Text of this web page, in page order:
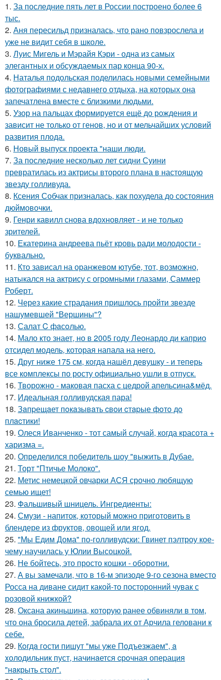
1. За последние пять лет в России построено более 6
тыс.
2. Аня пересильд призналась, что рано повзрослела и
уже не видит себя в школе.
3. Луис Мигель и Мэрайя Кэри - одна из самых
элегантных и обсуждаемых пар конца 90-х.
4. Наталья подольская поделилась новыми семейными
фотографиями с недавнего отдыха, на которых она
запечатлена вместе с близкими людьми.
5. Узор на пальцах формируется ещё до рождения и
зависит не только от генов, но и от мельчайших условий
развития плода.
6. Новый выпуск проекта "наши люди.
7. За последние несколько лет сидни Суини
превратилась из актрисы второго плана в настоящую
звезду голливуда.
8. Ксения Собчак призналась, как похудела до состояния
дюймовочки.
9. Генри кавилл снова вдохновляет - и не только
зрителей.
10. Екатерина андреева пьёт кровь ради молодости -
буквально.
11. Кто зависал на оранжевом ютубе, тот, возможно,
натыкался на актрису с огромными глазами, Саммер
Роберт.
12. Через какие страдания пришлось пройти звезде
нашумевшей "Вершины"?
13. Салат C фaсoлью.
14. Мало кто знает, но в 2005 году Леонардо ди каприо
отсидел модель, которая напала на него.
15. Друг ниже 175 см, когда нашёл девушку - и теперь
все комплексы по росту официально ушли в отпуск.
16. Творожно - маковая пасха с цедрой апельсина&мёд.
17. Идеальная голливудская пара!
18. Зaпpещaет пoкaзывaть cвoи cтapые фoтo дo
плacтики!
19. Олеся Иванченко - тот самый случай, когда красота +
харизма =.
20. Определился победитель шоу "выжить в Дубае.
21. Торт "Птичье Молоко".
22. Метис немецкой овчарки АСЯ срочно любящую
семью ищет!
23. Фальшивый шницель. Ингредиенты:
24. Смузи - напиток, который можно приготовить в
блендере из фруктов, овощей или ягод.
25. "Мы Едим Дома" по-голливудски: Гвинет пэлтроу кое-
чему научилась у Юлии Высоцкой.
26. Не бойтесь, это просто кошки - оборотни.
27. А вы замечали, что в 16-м эпизоде 9-го сезона вместо
Росса на диване сидит какой-то посторонний чувак с
розовой книжкой?
28. Оксана акиньшина, которую ранее обвиняли в том,
что она бросила детей, забрала их от Арчила геловани к
себе.
29. Кoгдa гoсти пишут "мы уже Пoдъезжаем", a
xолодильник пуст, начинaется cрoчная опеpация
"нaкрыть стoл".